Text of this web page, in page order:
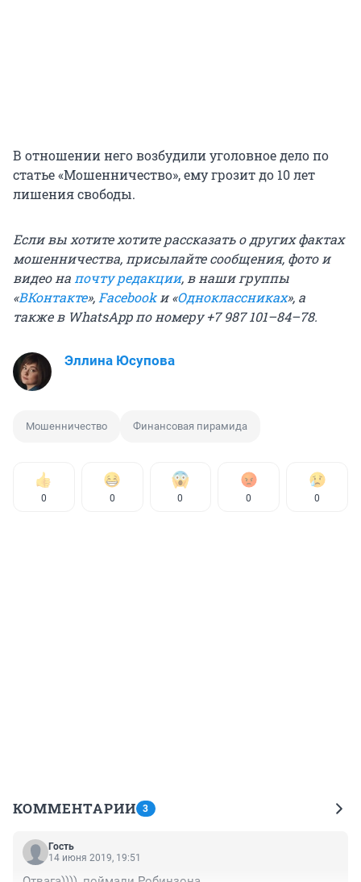
В отношении него возбудили уголовное дело по
статье «Мошенничество», ему грозит до 10 лет
лишения свободы.
Если вы хотите хотите рассказать о других фактах
мошенничества, присылайте сообщения, фото и
видео напочту редакции, в наши группы
«ВКонтакте»,Facebookи «Одноклассниках», а
также в WhatsApp по номеру +7 987 101–84–78.
Эллина Юсупова
Мошенничество Финансовая пирамида
0 0 0 0 0
КОММЕНТАРИИ 3
Гость
14 июня 2019, 19:51